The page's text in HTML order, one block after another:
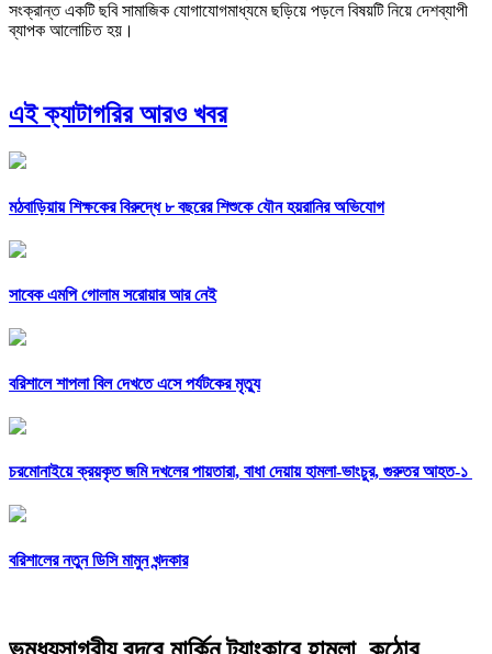
সংক্রান্ত একটি ছবি সামাজিক যোগাযোগমাধ্যমে ছড়িয়ে পড়লে বিষয়টি নিয়ে দেশব্যাপী
ব্যাপক আলোচিত হয়।
এই ক্যাটাগরির আরও খবর
মঠবাড়িয়ায় শিক্ষকের বিরুদ্ধে ৮ বছরের শিশুকে যৌন হয়রানির অভিযোগ
সাবেক এমপি গোলাম সরোয়ার আর নেই
বরিশালে শাপলা বিল দেখতে এসে পর্যটকের মৃত্যু
চরমোনাইয়ে ক্রয়কৃত জমি দখলের পায়তারা, বাধা দেয়ায় হামলা-ভাংচুর, গুরুতর আহত-১
বরিশালের নতুন ডিসি মামুন খন্দকার